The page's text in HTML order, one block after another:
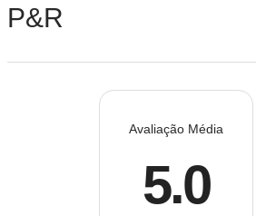
P&R
Avaliação Média
5.0